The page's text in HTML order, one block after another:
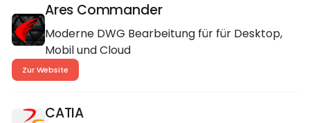
Ares Commander
Moderne DWG Bearbeitung für für Desktop,
Mobil und Cloud
Zur Website
CATIA